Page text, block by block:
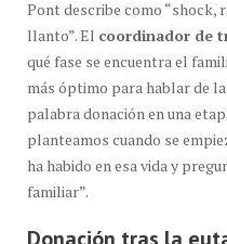
Pont describe como “shock,
llanto”. El coordinador de
qué fase se encuentra el
más óptimo para hablar de la
palabra donación en una
planteamos cuando se
ha habido en esa vida y
familiar”.